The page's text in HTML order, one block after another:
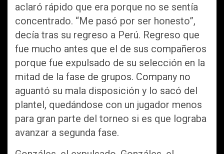
aclaró rápido que era porque no se sentía
concentrado. “Me pasó por ser honesto”,
decía tras su regreso a Perú. Regreso que
fue mucho antes que el de sus compañeros
porque fue expulsado de su selección en la
mitad de la fase de grupos. Company no
aguantó su mala disposición y lo sacó del
plantel, quedándose con un jugador menos
para gran parte del torneo si es que lograba
avanzar a segunda fase.